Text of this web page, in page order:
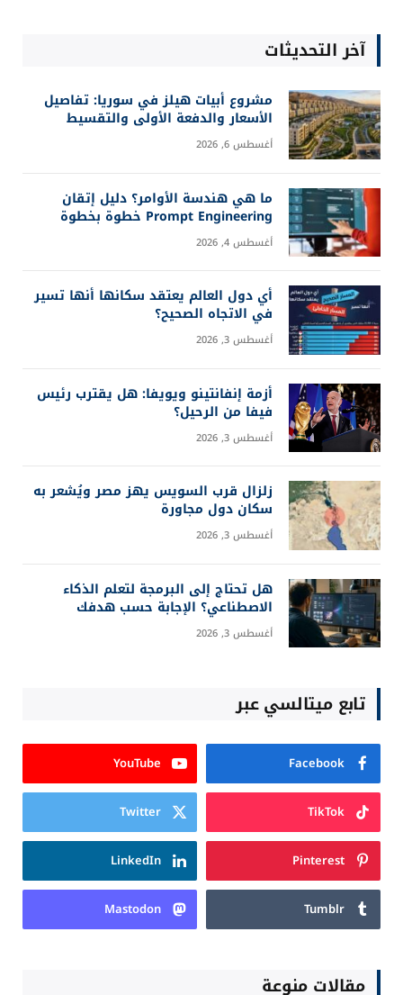
آخر التحديثات
مشروع أبيات هيلز في سوريا: تفاصيل
الأسعار والدفعة الأولى والتقسيط
أغسطس 6, 2026
ما هي هندسة الأوامر؟ دليل إتقان
Prompt Engineering خطوة بخطوة
أغسطس 4, 2026
أي دول العالم يعتقد سكانها أنها تسير
في الاتجاه الصحيح؟
أغسطس 3, 2026
أزمة إنفانتينو ويويفا: هل يقترب رئيس
فيفا من الرحيل؟
أغسطس 3, 2026
زلزال قرب السويس يهز مصر ويُشعر به
سكان دول مجاورة
أغسطس 3, 2026
هل تحتاج إلى البرمجة لتعلم الذكاء
الاصطناعي؟ الإجابة حسب هدفك
أغسطس 3, 2026
تابع ميتالسي عبر
Facebook
YouTube
TikTok
Twitter
Pinterest
LinkedIn
Tumblr
Mastodon
مقالات منوعة